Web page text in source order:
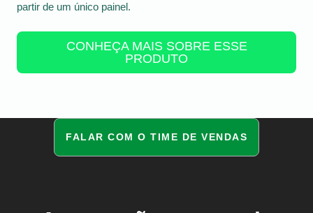
partir de um único painel.
CONHEÇA MAIS SOBRE ESSE
PRODUTO
FALAR COM O TIME DE VENDAS